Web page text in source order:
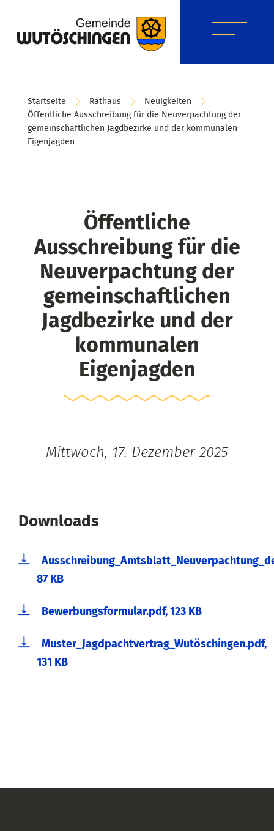
Startseite Rathaus
Neuigkeiten
Öffentliche Ausschreibung für die Neuverpachtung der
gemeinschaftlichen Jagdbezirke und der kommunalen
Eigenjagden
Öffentliche
Ausschreibung für die
Neuverpachtung der
gemeinschaftlichen
Jagdbezirke und der
kommunalen
Eigenjagden
Mittwoch, 17. Dezember 2025
Downloads
87 KB
Bewerbungsformular.pdf, 123 KB
Muster_Jagdpachtvertrag_Wutöschingen.pdf,
131 KB